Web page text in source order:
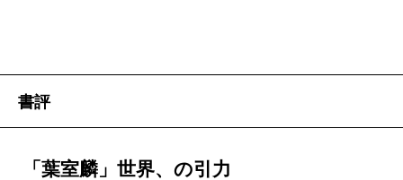
書評
「葉室麟」世界、の引力